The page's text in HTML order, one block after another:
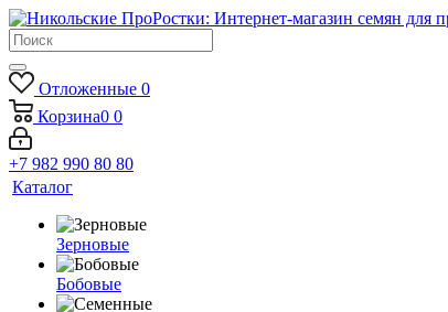
Отложенные 0
Корзина0 0
+7 982 990 80 80
Каталог
Зерновые
Бобовые